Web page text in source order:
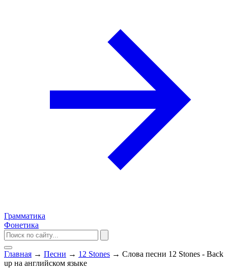
Грамматика
Фонетика
Главная → Песни → 12 Stones → Слова песни 12 Stones - Back
up на английском языке